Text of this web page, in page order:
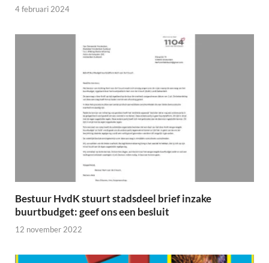
4 februari 2024
Bestuur HvdK stuurt stadsdeel brief inzake
buurtbudget: geef ons een besluit
12 november 2022